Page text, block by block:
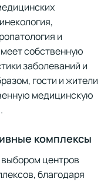
и
собственную
заболеваний и
гости и жители
медицинскую
комплексы
центров
благодаря